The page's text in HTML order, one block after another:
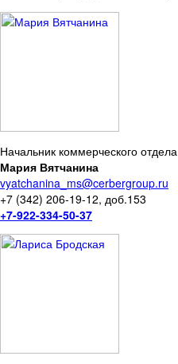
Начальник коммерческого отдела
Мария Вятчанина
vyatchanina_ms@cerbergroup.ru
+7 (342) 206-19-12, доб.153
+7-922-334-50-37